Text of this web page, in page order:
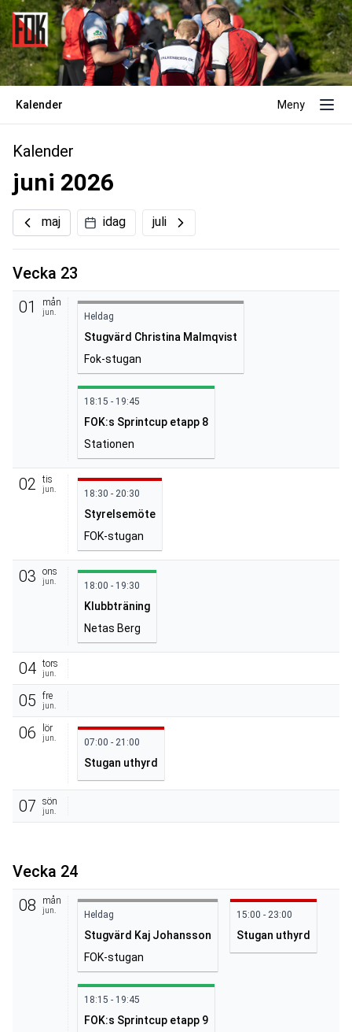
Kalender Meny
Kalender
juni 2026
maj idag juli
Vecka 23
01
mån
jun. Heldag
Stugvärd Christina Malmqvist
Fok-stugan
18:15 - 19:45
FOK:s Sprintcup etapp 8
Stationen
02 tis
jun. 18:30 - 20:30
Styrelsemöte
FOK-stugan
03 ons
jun. 18:00 - 19:30
Klubbträning
Netas Berg
04 tors
jun.
05 fre
jun.
06 lör
jun. 07:00 - 21:00
Stugan uthyrd
07 sön
jun.
Vecka 24
08
mån
jun. Heldag
Stugvärd Kaj Johansson
FOK-stugan
15:00 - 23:00
Stugan uthyrd
18:15 - 19:45
FOK:s Sprintcup etapp 9